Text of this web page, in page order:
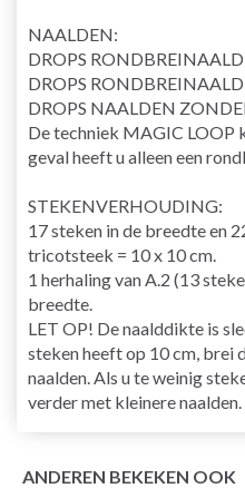
NAALDEN:
DROPS RONDBREINAALD
DROPS
DROPS NAALDEN
De techniek MAGIC LOOP
geval heeft u alleen een
STEKENVERHOUDING:
17 steken in de breedte en
tricotsteek = 10 x 10 cm.
1 herhaling van A.2 (13
breedte.
LET OP! De naalddikte is
steken heeft op 10 cm, brei
naalden. Als u te weinig
verder met kleinere naalden.
ANDEREN BEKEKEN OOK